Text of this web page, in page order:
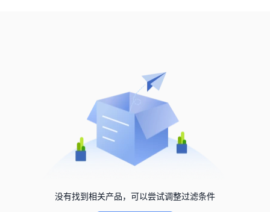
没有找到相关产品，可以尝试调整过滤条件